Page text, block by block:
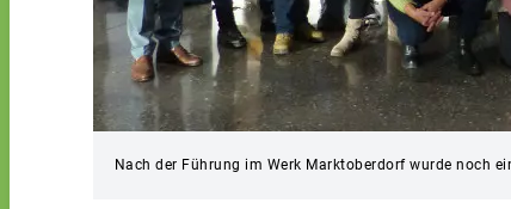
Nach der Führung im Werk Marktoberdorf wurde noch